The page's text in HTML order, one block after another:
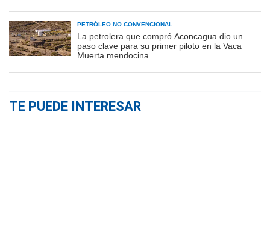
PETRÓLEO NO CONVENCIONAL
La petrolera que compró Aconcagua dio un
paso clave para su primer piloto en la Vaca
Muerta mendocina
TE PUEDE INTERESAR